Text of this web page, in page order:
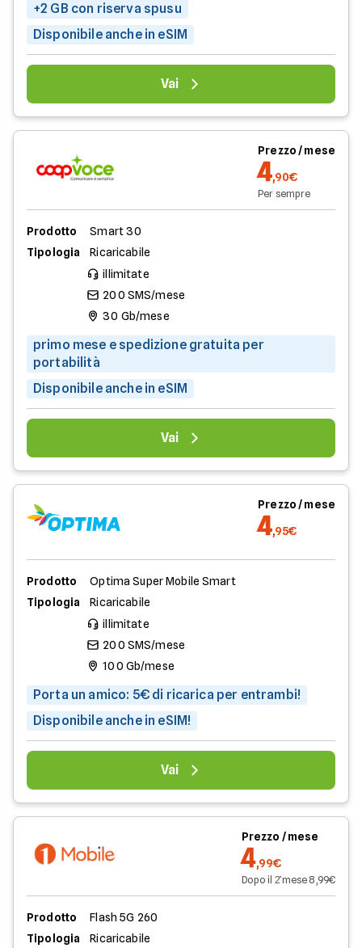
+2 GB con riserva spusu
Disponibile anche in eSIM
Vai
Prezzo / mese
4,90€
Per sempre
Prodotto
Smart 30
Tipologia
Ricaricabile
illimitate
200 SMS/mese
30 Gb/mese
primo mese e spedizione gratuita per
portabilità
Disponibile anche in eSIM
Vai
Prezzo / mese
4,95€
Prodotto
Optima Super Mobile Smart
Tipologia
Ricaricabile
illimitate
200 SMS/mese
100 Gb/mese
Porta un amico: 5€ di ricarica per entrambi!
Disponibile anche in eSIM!
Vai
Prezzo / mese
4,99€
Dopo il 2̊ mese 8,99€
Prodotto
Flash 5G 260
Tipologia
Ricaricabile